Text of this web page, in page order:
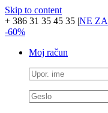
Skip to content
+ 386 31 35 45 35 |NE
-60%
Moj račun